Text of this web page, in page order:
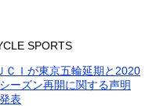
SPORTS
ＣＩが東京五輪延期と2020
ーズン再開に関する声明
表